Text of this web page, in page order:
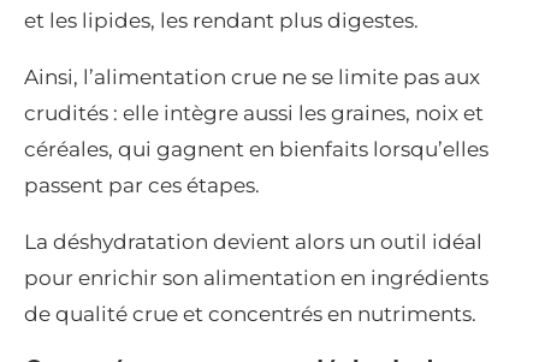
et les lipides, les rendant plus digestes.
Ainsi, l’alimentation crue ne se limite pas aux
crudités : elle intègre aussi les graines, noix et
céréales, qui gagnent en bienfaits lorsqu’elles
passent par ces étapes.
La déshydratation devient alors un outil idéal
pour enrichir son alimentation en ingrédients
de qualité crue et concentrés en nutriments.